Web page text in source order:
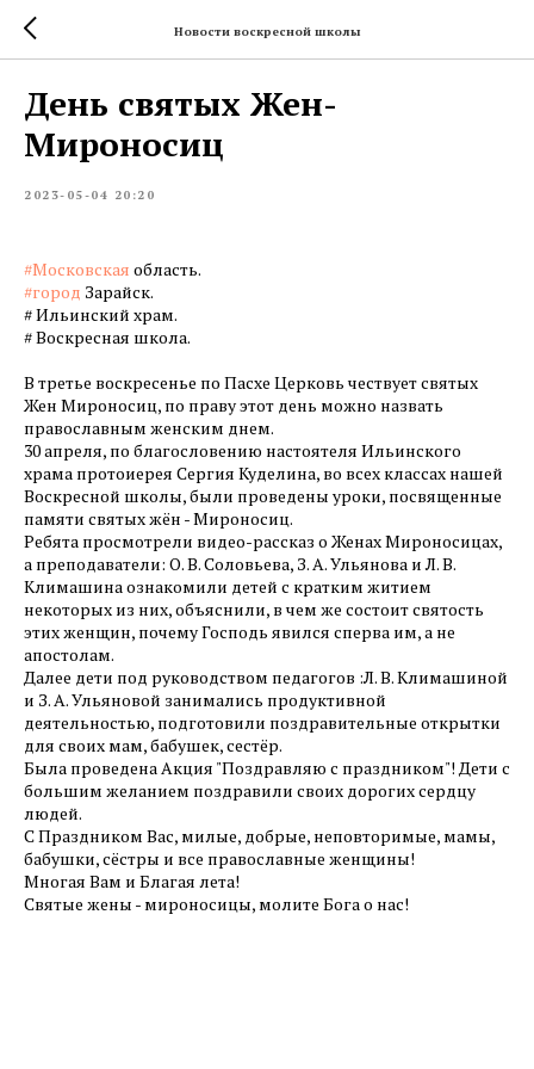
Новости воскресной школы
День святых Жен-
Мироносиц
2023-05-04 20:20
#Московская область.
#город Зарайск.
# Ильинский храм.
# Воскресная школа.
В третье воскресенье по Пасхе Церковь чествует святых
Жен Мироносиц, по праву этот день можно назвать
православным женским днем.
30 апреля, по благословению настоятеля Ильинского
храма протоиерея Сергия Куделина, во всех классах нашей
Воскресной школы, были проведены уроки, посвященные
памяти святых жён - Мироносиц.
Ребята просмотрели видео-рассказ о Женах Мироносицах,
а преподаватели: О. В. Соловьева, З. А. Ульянова и Л. В.
Климашина ознакомили детей с кратким житием
некоторых из них, объяснили, в чем же состоит святость
этих женщин, почему Господь явился сперва им, а не
апостолам.
Далее дети под руководством педагогов :Л. В. Климашиной
и З. А. Ульяновой занимались продуктивной
деятельностью, подготовили поздравительные открытки
для своих мам, бабушек, сестёр.
Была проведена Акция "Поздравляю с праздником"! Дети с
большим желанием поздравили своих дорогих сердцу
людей.
С Праздником Вас, милые, добрые, неповторимые, мамы,
бабушки, сёстры и все православные женщины!
Многая Вам и Благая лета!
Святые жены - мироносицы, молите Бога о нас!